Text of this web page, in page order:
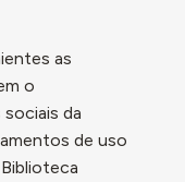
as
o
da
de uso